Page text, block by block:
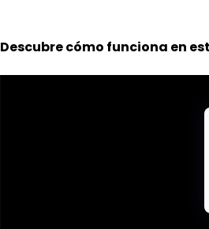
Descubre cómo funciona en